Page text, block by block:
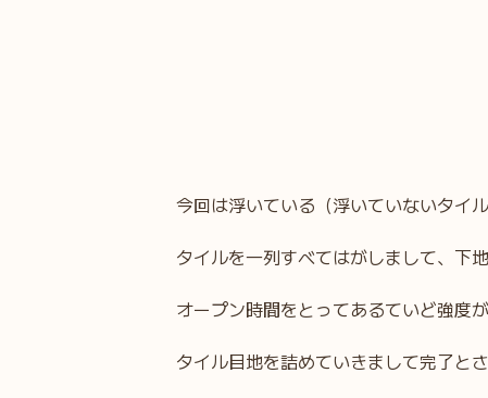
今回は浮いている（浮いていないタイ
タイルを一列すべてはがしまして、下
オープン時間をとってあるていど強度
タイル目地を詰めていきまして完了と